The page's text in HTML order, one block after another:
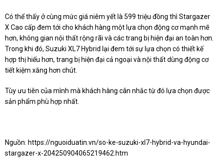
Có thể thấy ở cùng mức giá niêm yết là 599 triệu đồng thì Stargazer
X Cao cấp đem tới cho khách hàng một lựa chọn động cơ mạnh mẽ
hơn, không gian nội thất rộng rãi và các trang bị hiện đại an toàn hơn.
Trong khi đó, Suzuki XL7 Hybrid lại đem tới sự lựa chọn có thiết kế
hợp thị hiếu hơn, trang bị hiện đại cả ngoại và nội thất dùng động cơ
tiết kiệm xăng hơn chút.
Tùy ưu tiên của mình mà khách hàng cân nhắc từ đó lựa chọn được
sản phẩm phù hợp nhất.
Nguồn: https://nguoiduatin.vn/so-ke-suzuki-xl7-hybrid-va-hyundai-
stargazer-x-204250904065219462.htm